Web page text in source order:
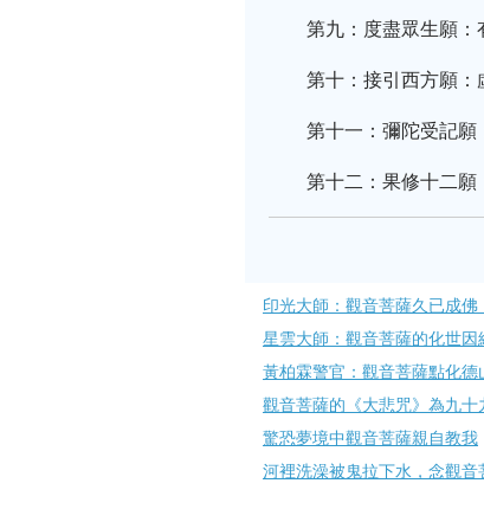
第九：度盡眾生願：
第十：接引西方願：
第十一：彌陀受記願
第十二：果修十二願
印光大師：觀音菩薩久已成
星雲大師：觀音菩薩的​化世因
黃柏霖警官：觀音菩薩點化德
觀音菩薩的《大悲咒》為九
驚恐夢境中觀音菩薩親自教我
河裡洗澡被鬼拉下水，念觀音